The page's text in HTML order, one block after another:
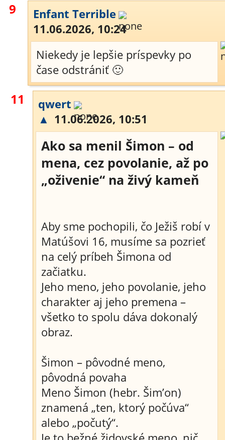
9
Enfant Terrible
11.06.2026, 10:24
Niekedy je lepšie príspevky po
čase odstrániť 🙂
11
qwert
▲ 11.06.2026, 10:51
Ako sa menil Šimon – od
mena, cez povolanie, až po
„oživenie“ na živý kameň
Aby sme pochopili, čo Ježiš robí v
Matúšovi 16, musíme sa pozrieť
na celý príbeh Šimona od
začiatku.
Jeho meno, jeho povolanie, jeho
charakter aj jeho premena –
všetko to spolu dáva dokonalý
obraz.
Šimon – pôvodné meno,
pôvodná povaha
Meno Šimon (hebr. Šim’on)
znamená „ten, ktorý počúva“
alebo „počutý“.